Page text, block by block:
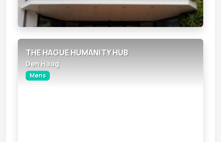
THE HAGUE HUMANITY HUB
Den Haag
Mens